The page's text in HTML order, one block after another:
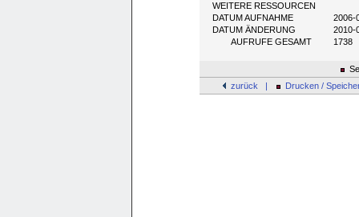
WEITERE RESSOURCEN
DATUM AUFNAHME
2006-
DATUM ÄNDERUNG
2010-
AUFRUFE GESAMT
1738
zurück |
Drucken /